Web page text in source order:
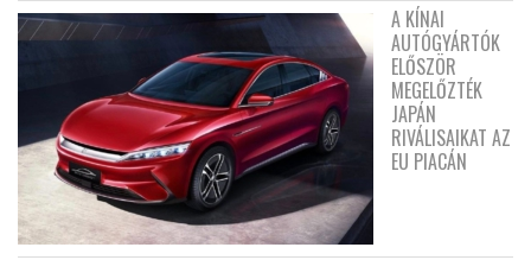
A KÍNAI
AUTÓGYÁRTÓK
ELŐSZÖR
MEGELŐZTÉK
JAPÁN
RIVÁLISAIKAT AZ
EU PIACÁN